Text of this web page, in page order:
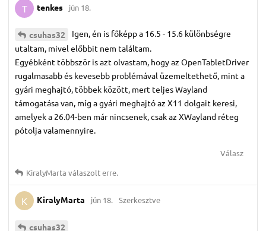
T tenkes jún 18.
csuhas32
Igen, én is főképp a 16.5 - 15.6 különbségre
utaltam, mivel előbbit nem találtam.
Egyébként többször is azt olvastam, hogy az OpenTabletDriver
rugalmasabb és kevesebb problémával üzemeltethető, mint a
gyári meghajtó, többek között, mert teljes Wayland
támogatása van, míg a gyári meghajtó az X11 dolgait keresi,
amelyek a 26.04-ben már nincsenek, csak az XWayland réteg
pótolja valamennyire.
Válasz
KiralyMarta válaszolt erre.
K KiralyMarta jún 18. Szerkesztve
csuhas32